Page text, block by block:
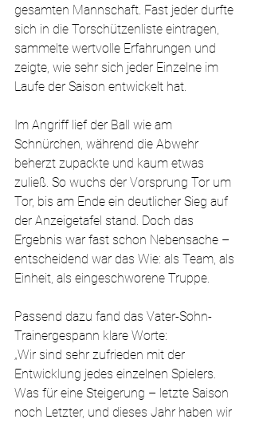
gesamten Mannschaft. Fast jeder durfte
sich in die Torschützenliste eintragen,
sammelte wertvolle Erfahrungen und
zeigte, wie sehr sich jeder Einzelne im
Laufe der Saison entwickelt hat.
Im Angriff lief der Ball wie am
Schnürchen, während die Abwehr
beherzt zupackte und kaum etwas
zuließ. So wuchs der Vorsprung Tor um
Tor, bis am Ende ein deutlicher Sieg auf
der Anzeigetafel stand. Doch das
Ergebnis war fast schon Nebensache –
entscheidend war das Wie: als Team, als
Einheit, als eingeschworene Truppe.
Passend dazu fand das Vater-Sohn-
Trainergespann klare Worte:
„Wir sind sehr zufrieden mit der
Entwicklung jedes einzelnen Spielers.
Was für eine Steigerung – letzte Saison
noch Letzter, und dieses Jahr haben wir